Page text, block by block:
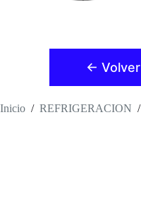
← Volver
Inicio / REFRIGERACION /